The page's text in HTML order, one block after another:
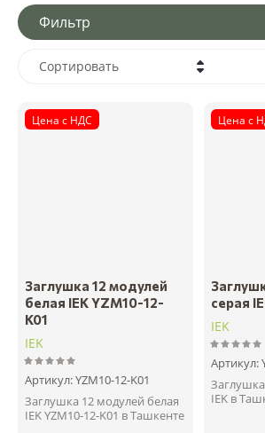
Фильтр
Сортировать
Цена - возрастание
Цена с НДС
Заглушка 12 модулей
белая IEK YZM10-12-
K01
IEK
Артикул:YZM10-12-K01
Заглушка 12 модулей белая
IEK YZM10-12-K01 в Ташкенте
Цена с
серая
IEK
Артикул:
IEK в